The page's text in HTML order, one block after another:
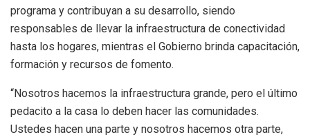
programa y contribuyan a su desarrollo, siendo
responsables de llevar la infraestructura de conectividad
hasta los hogares, mientras el Gobierno brinda capacitación,
formación y recursos de fomento.
“Nosotros hacemos la infraestructura grande, pero el último
pedacito a la casa lo deben hacer las comunidades.
Ustedes hacen una parte y nosotros hacemos otra parte,